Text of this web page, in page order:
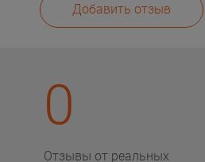
Добавить отзыв
0
Отзывы от реальных